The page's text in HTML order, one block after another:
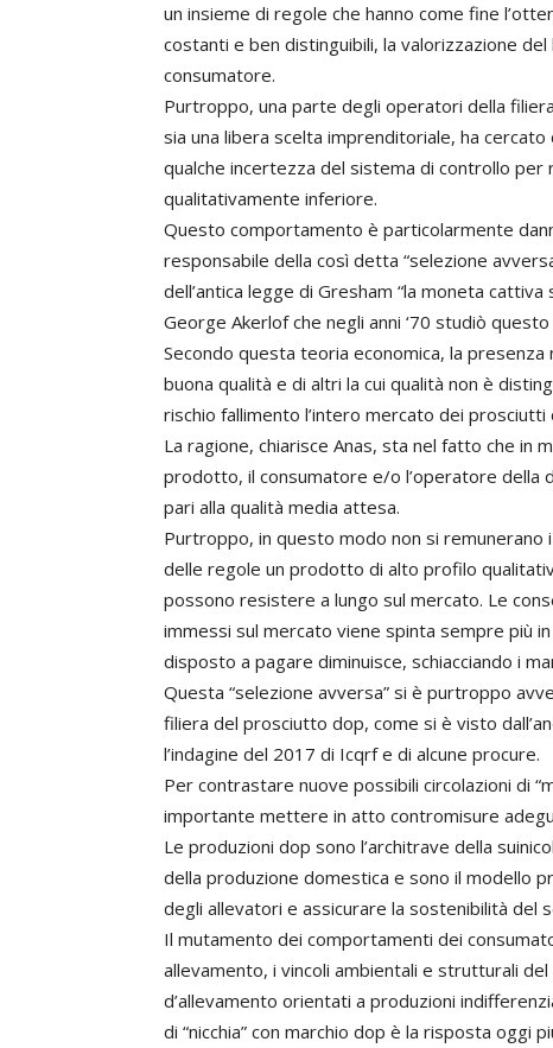
un insieme di regole che hanno come fine
costanti e ben distinguibili, la valorizzazione
consumatore.
Purtroppo, una parte degli operatori della
sia una libera scelta imprenditoriale, ha
qualche incertezza del sistema di controllo
qualitativamente inferiore.
Questo comportamento è particolarmente
responsabile della così detta “selezione
dell’antica legge di Gresham “la moneta cattiva
George Akerlof che negli anni ‘70 studiò
Secondo questa teoria economica, la
buona qualità e di altri la cui qualità non è
rischio fallimento l’intero mercato dei prosciutti
La ragione, chiarisce Anas, sta nel fatto che in
prodotto, il consumatore e/o l’operatore della
pari alla qualità media attesa.
Purtroppo, in questo modo non si
delle regole un prodotto di alto profilo
possono resistere a lungo sul mercato. Le
immessi sul mercato viene spinta sempre più
disposto a pagare diminuisce, schiacciando i
Questa “selezione avversa” si è purtroppo
filiera del prosciutto dop, come si è visto
l’indagine del 2017 di Icqrf e di alcune procure.
Per contrastare nuove possibili circolazioni di
importante mettere in atto contromisure
Le produzioni dop sono l’architrave della
della produzione domestica e sono il modello
degli allevatori e assicurare la sostenibilità del
Il mutamento dei comportamenti dei
allevamento, i vincoli ambientali e strutturali
d’allevamento orientati a produzioni
di “nicchia” con marchio dop è la risposta oggi